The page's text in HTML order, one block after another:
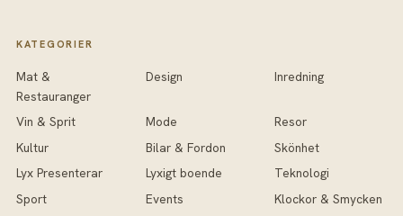
KATEGORIER
Mat &
Restauranger
Design Inredning
Vin & Sprit Mode
Resor
Kultur
Bilar & Fordon
Skönhet
Lyx Presenterar
Lyxigt boende
Teknologi
Sport
Events
Klockor & Smycken